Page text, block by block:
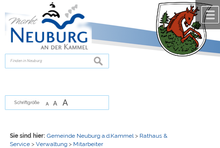
zur Navigationoder
springen.
suchen
Schriftgröße A A A
Sie sind hier: Gemeinde Neuburg a.d.Kammel > Rathaus &
Service> Verwaltung> Mitarbeiter